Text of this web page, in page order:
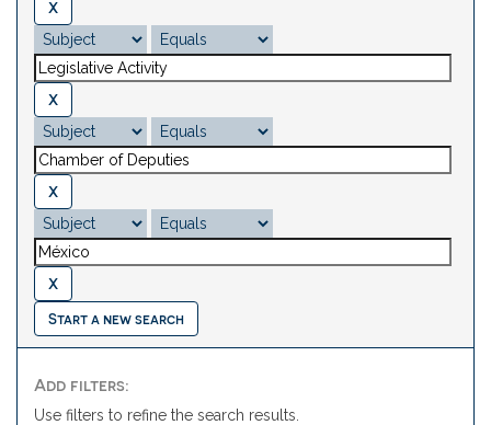
Start a new search
Add filters:
Use filters to refine the search results.